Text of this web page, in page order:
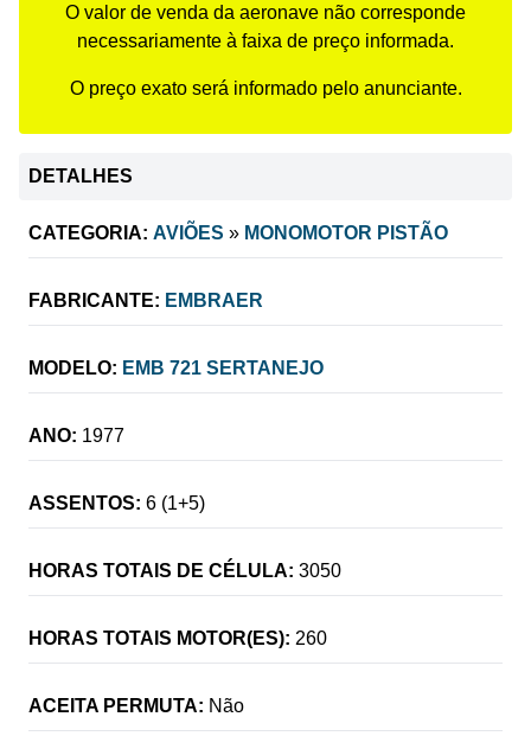
O valor de venda da aeronave não corresponde
necessariamente à faixa de preço informada.
O preço exato será informado pelo anunciante.
DETALHES
CATEGORIA: AVIÕES » MONOMOTOR PISTÃO
FABRICANTE: EMBRAER
MODELO: EMB 721 SERTANEJO
ANO: 1977
ASSENTOS: 6 (1+5)
HORAS TOTAIS DE CÉLULA: 3050
HORAS TOTAIS MOTOR(ES): 260
ACEITA PERMUTA: Não